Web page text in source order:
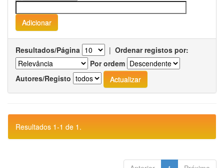
Resultados/Página | Ordenar registos por:
Por ordem
Autores/Registo
Resultados 1-1 de 1.